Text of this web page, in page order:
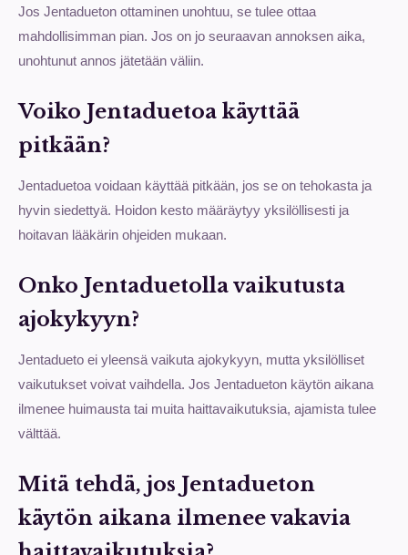
Jos Jentadueton ottaminen unohtuu, se tulee ottaa
mahdollisimman pian. Jos on jo seuraavan annoksen aika,
unohtunut annos jätetään väliin.
Voiko Jentaduetoa käyttää
pitkään?
Jentaduetoa voidaan käyttää pitkään, jos se on tehokasta ja
hyvin siedettyä. Hoidon kesto määräytyy yksilöllisesti ja
hoitavan lääkärin ohjeiden mukaan.
Onko Jentaduetolla vaikutusta
ajokykyyn?
Jentadueto ei yleensä vaikuta ajokykyyn, mutta yksilölliset
vaikutukset voivat vaihdella. Jos Jentadueton käytön aikana
ilmenee huimausta tai muita haittavaikutuksia, ajamista tulee
välttää.
Mitä tehdä, jos Jentadueton
käytön aikana ilmenee vakavia